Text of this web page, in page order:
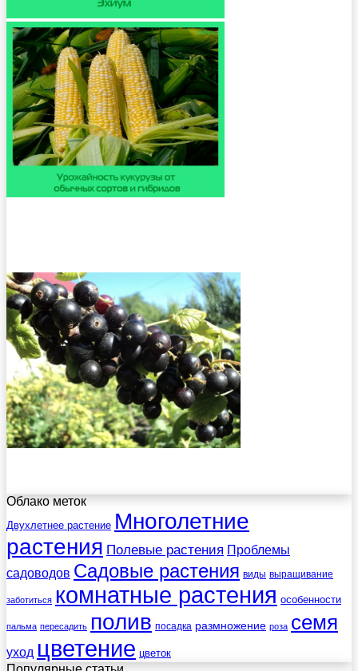
Облако меток
Двухлетнее растение Многолетние
растения Полевые растения Проблемы
садоводов Садовые растения виды выращивание
заботиться комнатные растения особенности
пальма пересадить полив посадка размножение роза семя
уход цветение цветок